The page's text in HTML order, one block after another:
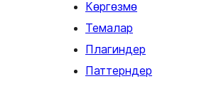
Көргөзмө
Темалар
Плагиндер
Паттерндер